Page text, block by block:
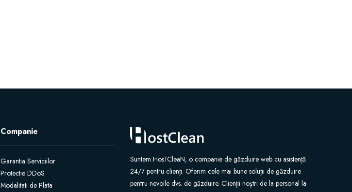
Companie
Garantia Serviciilor
Protectie DDoS
Modalitati de Plata
Suntem HosTCleaN, o companie de găzduire web cu asistență
24/7 pentru clienți. Oferim cele mai bune soluții de găzduire
pentru nevoile dvs. de găzduire. Clienții noștri de la personal la